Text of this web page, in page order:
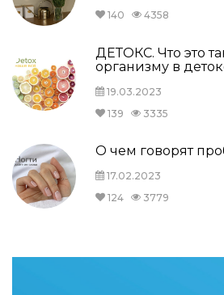
140
4358
ДЕТОКС. Что это
организму в
19.03.2023
139
3335
О чем говорят
17.02.2023
124
3779